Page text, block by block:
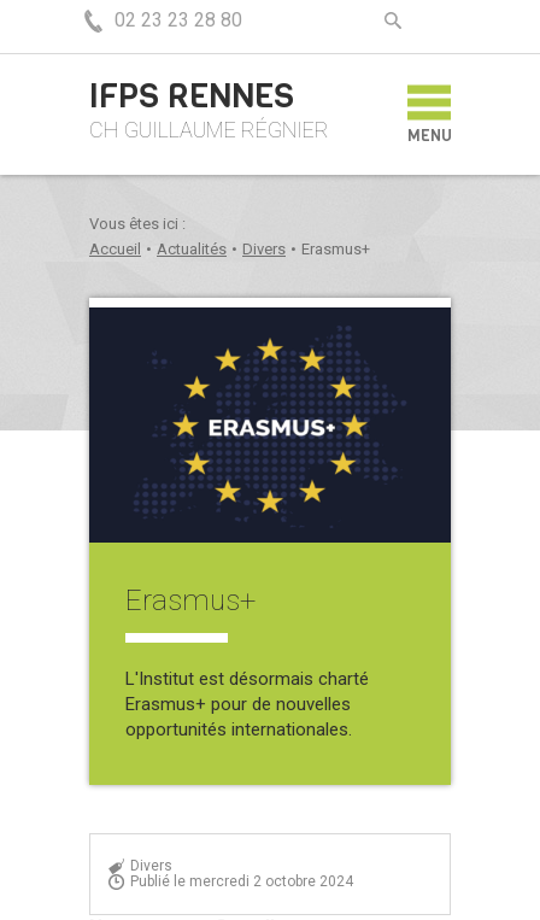
02 23 23 28 80
IFPS RENNES
CH GUILLAUME RÉGNIER MENU
Vous êtes ici :
Accueil • Actualités • Divers • Erasmus+
Erasmus+
L'Institut est désormais charté
Erasmus+ pour de nouvelles
opportunités internationales.
Divers
Publié le mercredi 2 octobre 2024